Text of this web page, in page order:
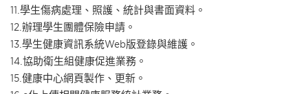
11.學生傷病處理、照護、統計與書面資料。
12.辦理學生團體保險申請。
13.學生健康資訊系統Web版登錄與維護。
14.協助衛生組健康促進業務。
15.健康中心網頁製作、更新。